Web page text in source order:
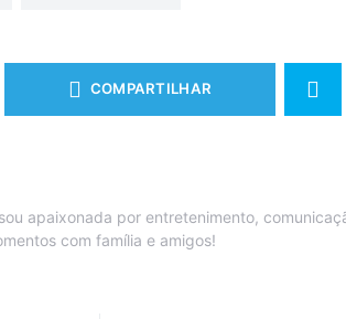
COMPARTILHAR
apaixonada por entretenimento,
com família e amigos!